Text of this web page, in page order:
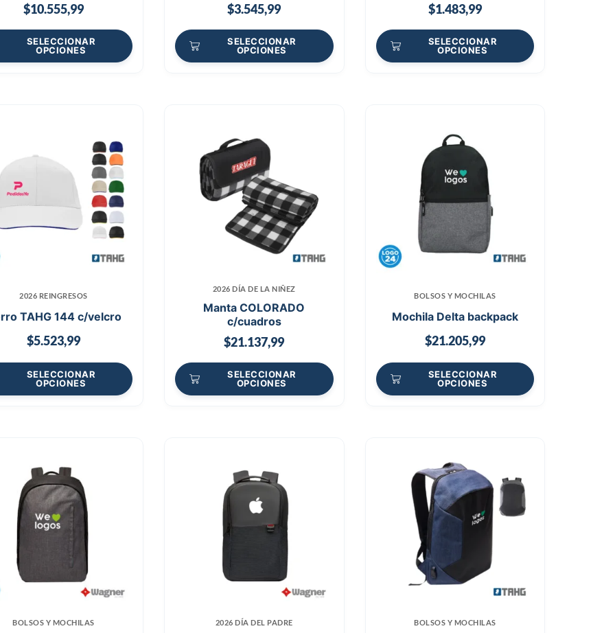
$10.555,99
SELECCIONAR
OPCIONES
$3.545,99
SELECCIONAR
OPCIONES
$1.483,99
SELECCIONAR
OPCIONES
2026 REINGRESOS
TAHG 144 c/velcro
$5.523,99
SELECCIONAR
OPCIONES
2026 DÍA DE LA NIÑEZ
Manta COLORADO
c/cuadros
$21.137,99
SELECCIONAR
OPCIONES
BOLSOS Y MOCHILAS
Mochila Delta backpack
$21.205,99
SELECCIONAR
OPCIONES
BOLSOS Y MOCHILAS 2026 DÍA DEL PADRE BOLSOS Y MOCHILAS